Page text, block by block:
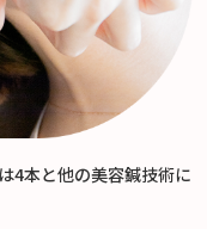
4本と他の美容鍼技術に